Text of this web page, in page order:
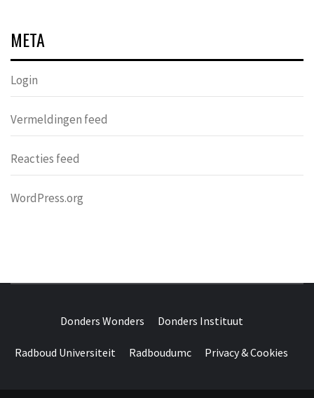
META
Login
Vermeldingen feed
Reacties feed
WordPress.org
WONDERS
Donders Wonders Donders Instituut
Radboud Universiteit Radboudumc Privacy & Cookies